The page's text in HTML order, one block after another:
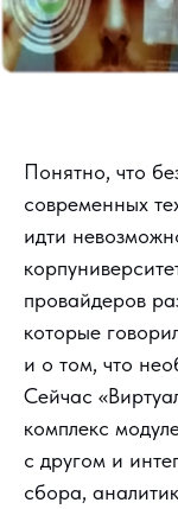
Понятно, что
современных
идти
провайдеров
которые
и о том, что
Сейчас
комплекс
с другом и
сбора,